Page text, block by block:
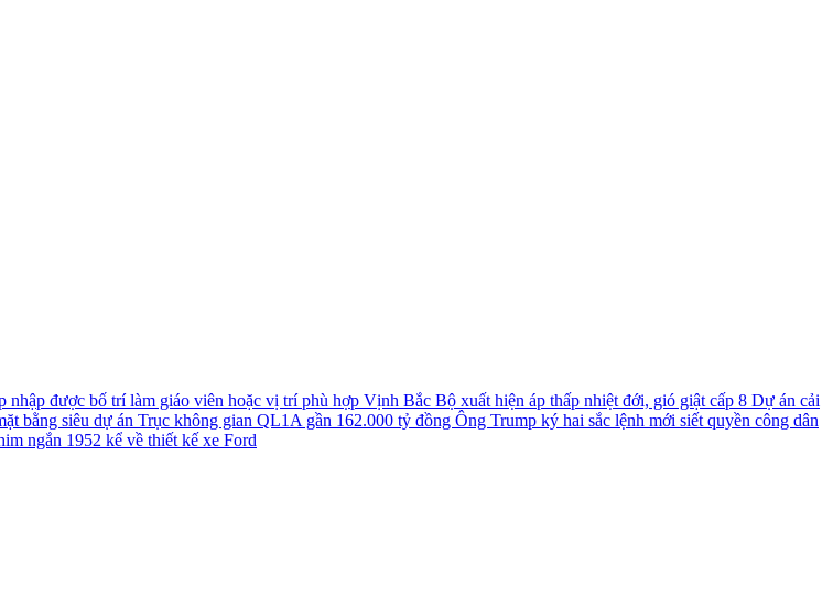
nhập được bố trí làm giáo viên hoặc vị trí phù hợp Vịnh Bắc Bộ xuất hiện áp thấp nhiệt đới, gió giật cấp 8 Dự án cải
bằng siêu dự án Trục không gian QL1A gần 162.000 tỷ đồng Ông Trump ký hai sắc lệnh mới siết quyền công dân
ngắn 1952 kể về thiết kế xe Ford